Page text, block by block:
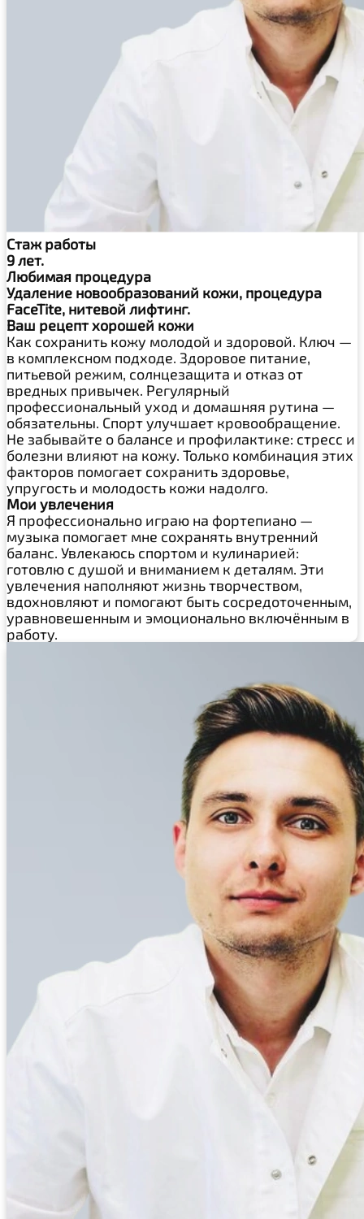
Стаж работы
9 лет.
Любимая процедура
Удаление новообразований кожи, процедура
FaceTite, нитевой лифтинг.
Ваш рецепт хорошей кожи
Как сохранить кожу молодой и здоровой. Ключ —
в комплексном подходе. Здоровое питание,
питьевой режим, солнцезащита и отказ от
вредных привычек. Регулярный
профессиональный уход и домашняя рутина —
обязательны. Спорт улучшает кровообращение.
Не забывайте о балансе и профилактике: стресс и
болезни влияют на кожу. Только комбинация этих
факторов помогает сохранить здоровье,
упругость и молодость кожи надолго.
Мои увлечения
Я профессионально играю на фортепиано —
музыка помогает мне сохранять внутренний
баланс. Увлекаюсь спортом и кулинарией:
готовлю с душой и вниманием к деталям. Эти
увлечения наполняют жизнь творчеством,
вдохновляют и помогают быть сосредоточенным,
уравновешенным и эмоционально включённым в
работу.